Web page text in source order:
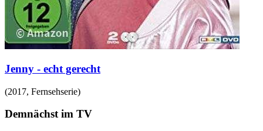
Jenny - echt gerecht
(2017, Fernsehserie)
Demnächst im TV